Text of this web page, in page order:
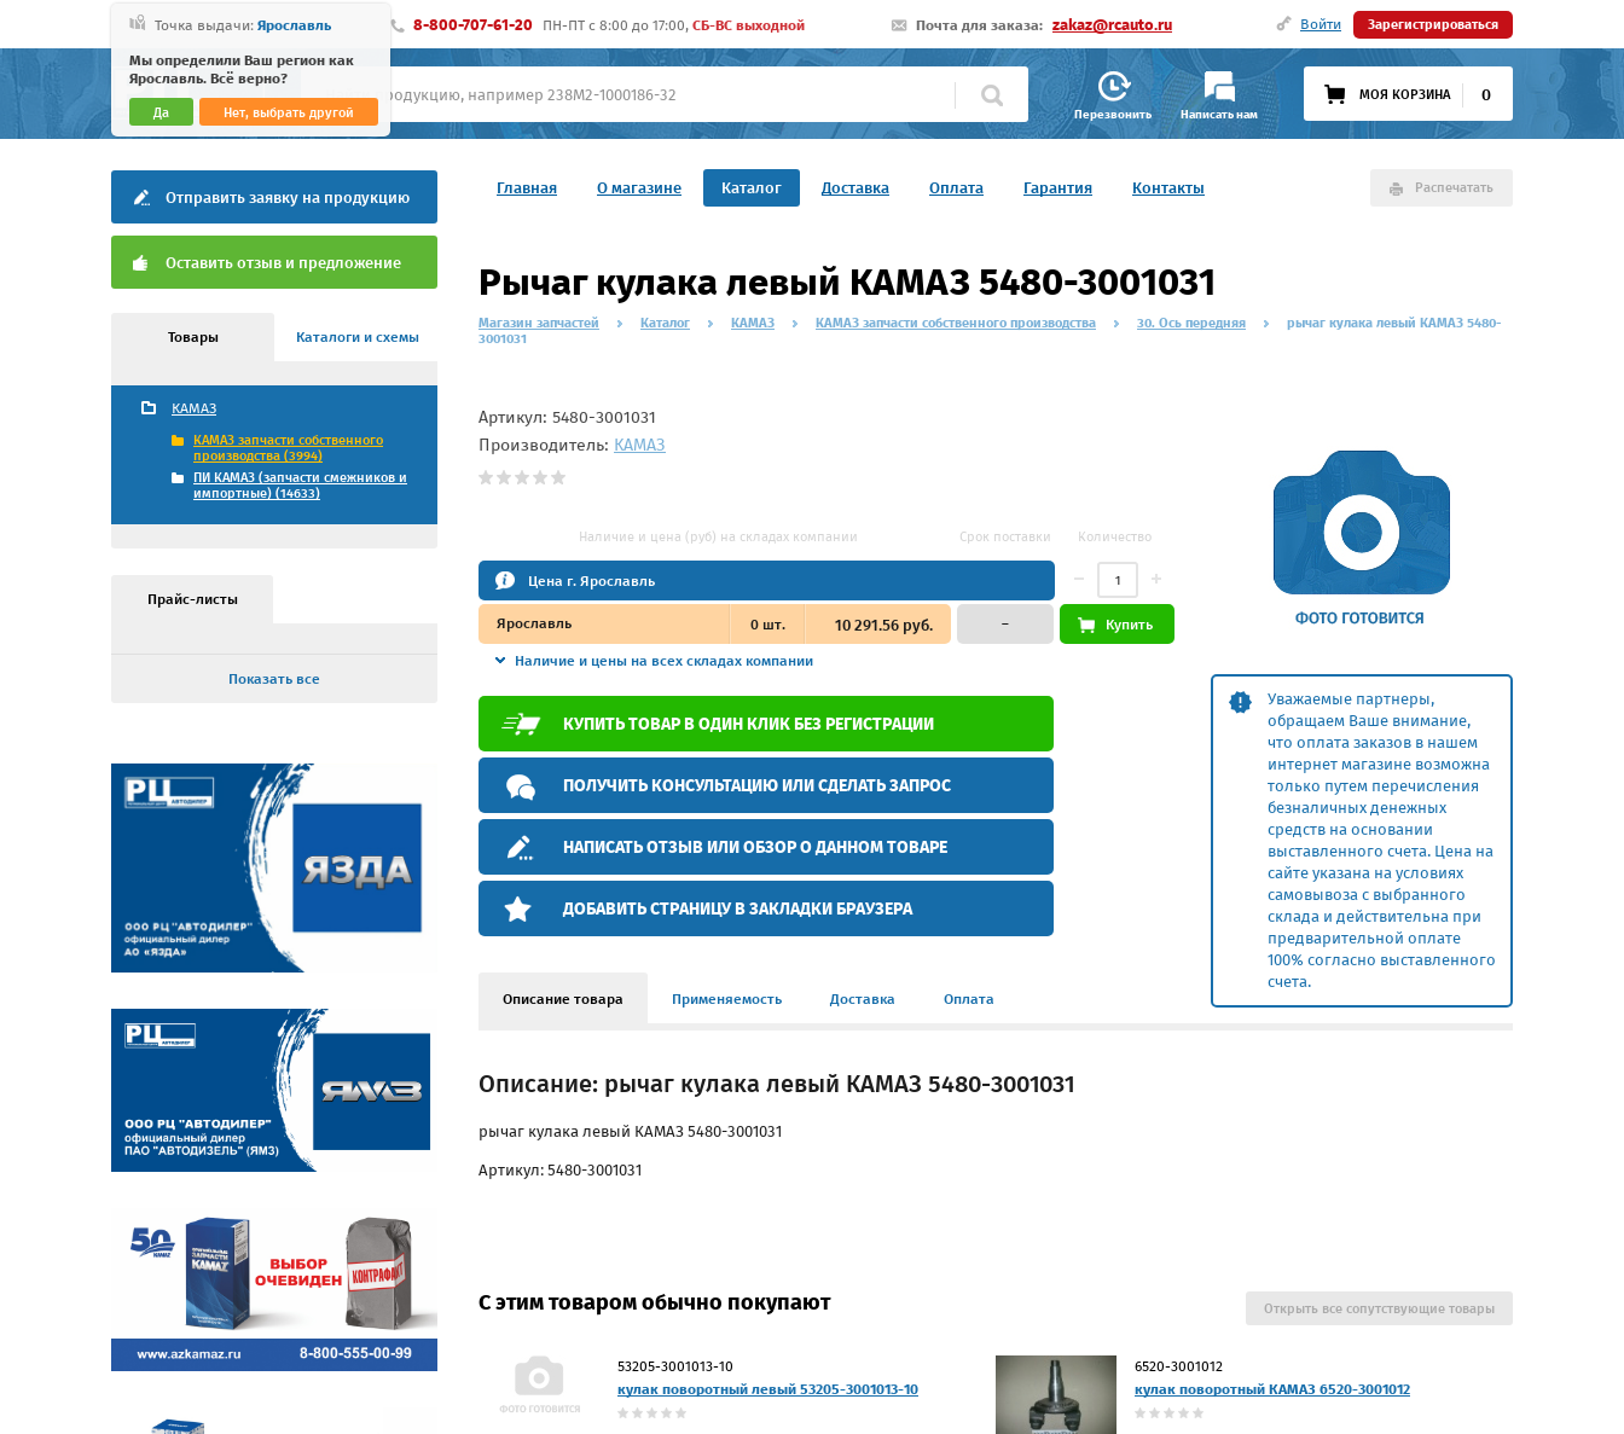
Точка выдачи: Ярославль
Мы определили Ваш регион как
Ярославль. Всё верно?
Да Нет, выбрать другой
8-800-707-61-20 ПН-ПТ c 8:00 до 17:00, СБ-ВС выходной Почта для заказа: zakaz@rcauto.ru Войти Зарегистрироваться
Перезвонить Написать нам
МОЯ КОРЗИНА 0
Главная О магазине Каталог Доставка Оплата Гарантия Контакты Распечатать
Отправить заявку на продукцию
Оставить отзыв и предложение
Товары Каталоги и схемы
КАМАЗ
КАМАЗ запчасти собственного
производства (3994)
ПИ КАМАЗ (запчасти смежников и
импортные) (14633)
Прайс-листы
Показать все
Рычаг кулака левый КАМАЗ 5480-3001031
Магазин запчастей Каталог КАМАЗ КАМАЗ запчасти собственного производства 30. Ось передняя
рычаг кулака левый КАМАЗ 5480-
3001031
Уважаемые партнеры,
обращаем Ваше внимание,
что оплата заказов в нашем
интернет магазине возможна
только путем перечисления
безналичных денежных
средств на основании
выставленного счета. Цена на
сайте указана на условиях
самовывоза с выбранного
склада и действительна при
предварительной оплате
100% согласно выставленного
счета.
Артикул: 5480-3001031
Производитель: КАМАЗ
Наличие и цена (руб) на складах компании Срок поставки Количество
Цена г. Ярославль
Ярославль 0шт. 10 291.56 руб.
Наличие и цены на всех складах компании
– Купить
КУПИТЬ ТОВАР В ОДИН КЛИК БЕЗ РЕГИСТРАЦИИ
ПОЛУЧИТЬ КОНСУЛЬТАЦИЮ ИЛИ СДЕЛАТЬ ЗАПРОС
НАПИСАТЬ ОТЗЫВ ИЛИ ОБЗОР О ДАННОМ ТОВАРЕ
ДОБАВИТЬ СТРАНИЦУ В ЗАКЛАДКИ БРАУЗЕРА
Описание товара Применяемость Доставка Оплата
Описание: рычаг кулака левый КАМАЗ 5480-3001031
рычаг кулака левый КАМАЗ 5480-3001031
Артикул: 5480-3001031
С этим товаром обычно покупают
53205-3001013-10
кулак поворотный левый 53205-3001013-10
6520-3001012
кулак поворотный КАМАЗ 6520-3001012
Открыть все сопутствующие товары